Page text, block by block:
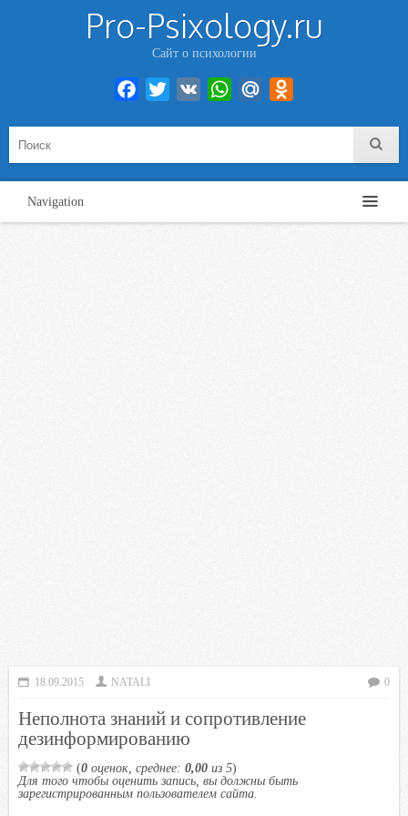
Pro-Psixology.ru
Сайт о психологии
Facebook
Twitter VK WhatsAppMail.Ru
Navigation
18.09.2015 NATALI 0
Неполнота знаний и сопротивление
дезинформированию
(0 оценок, среднее: 0,00 из 5)
Для того чтобы оценить запись, вы должны быть
зарегистрированным пользователем сайта.